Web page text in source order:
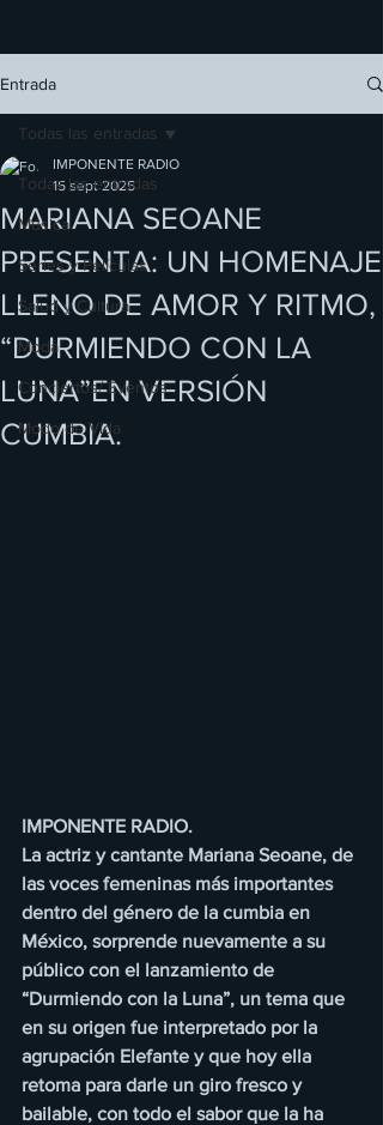
Entrada
Todas las entradas
Música
Series y Películas
Salud y Cultura
Moda
Conciertos/ Eventos
Modo de Vida
Todas las entradas
MARIANA SEOANE
PRESENTA: UN HOMENAJE
LLENO DE AMOR Y RITMO,
“DURMIENDO CON LA
LUNA”EN VERSIÓN
CUMBIA.
IMPONENTE RADIO
15 sept 2025
IMPONENTE RADIO.
La actriz y cantante Mariana Seoane, de
las voces femeninas más importantes
dentro del género de la cumbia en
México, sorprende nuevamente a su
público con el lanzamiento de
“Durmiendo con la Luna”, un tema que
en su origen fue interpretado por la
agrupación Elefante y que hoy ella
retoma para darle un giro fresco y
bailable, con todo el sabor que la ha